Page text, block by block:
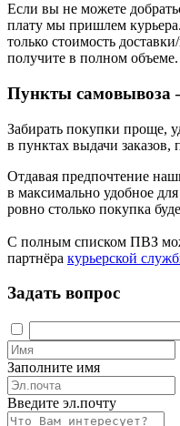
Если вы не можете
плату мы пришлем
только стоимость
получите в полном объеме.
Пункты самовывоза
Забирать покупки проще,
в пунктах выдачи
Отдавая предпочтение
в максимально удобное
ровно столько покупка
С полным списком ПВЗ
партнёра курьерской
Задать вопрос
Заполните имя
Введите эл.почту